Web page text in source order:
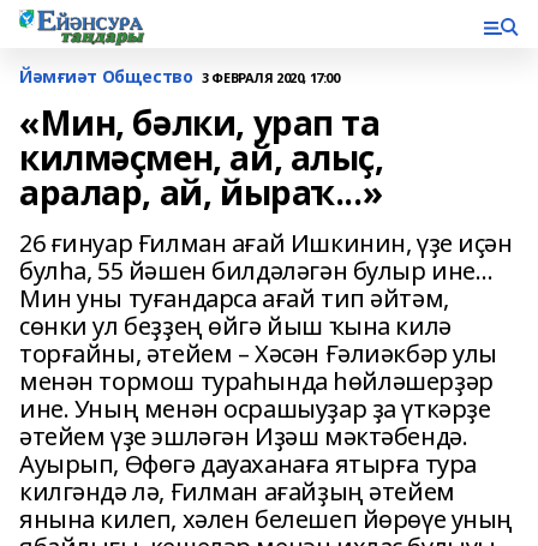
Йәмғиәт Общество 3 ФЕВРАЛЯ 2020, 17:00
«Мин, бәлки, урап та
килмәҫмен, ай, алыҫ,
аралар, ай, йыраҡ...»
26 ғинуар Ғилман ағай Ишкинин, үҙе иҫән
булһа, 55 йәшен билдәләгән булыр ине…
Мин уны туғандарса ағай тип әйтәм,
сөнки ул беҙҙең өйгә йыш ҡына килә
торғайны, әтейем – Хәсән Ғәлиәкбәр улы
менән тормош тураһында һөйләшерҙәр
ине. Уның менән осрашыуҙар ҙа үткәрҙе
әтейем үҙе эшләгән Иҙәш мәктәбендә.
Ауырып, Өфөгә дауаханаға ятырға тура
килгәндә лә, Ғилман ағайҙың әтейем
янына килеп, хәлен белешеп йөрөүе уның